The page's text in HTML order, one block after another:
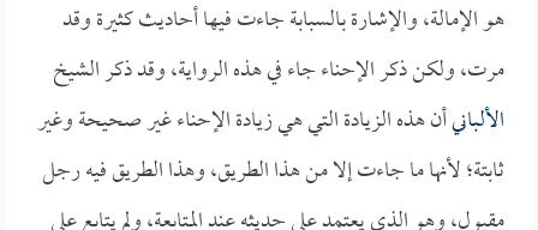
هو الإمالة، والإشارة بالسبابة جاءت فيها أحاديث كثيرة وقد
مرت، ولكن ذكر الإحناء جاء في هذه الرواية، وقد ذكر الشيخ
الألبانيأن هذه الزيادة التي هي زيادة الإحناء غير صحيحة وغير
ثابتة؛ لأنها ما جاءت إلا من هذا الطريق، وهذا الطريق فيه رجل